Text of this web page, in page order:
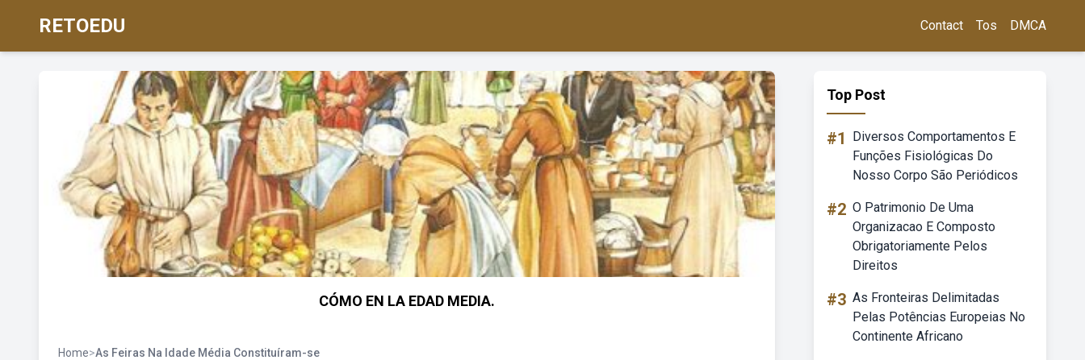
RETOEDU Contact Tos DMCA
CÓMO EN LA EDAD MEDIA.
Home>As Feiras Na Idade Média Constituíram-se
Top Post
#1
Diversos Comportamentos E
Funções Fisiológicas Do
Nosso Corpo São Periódicos
#2 O Patrimonio De Uma
Organizacao E Composto
Obrigatoriamente Pelos
Direitos
#3 As Fronteiras Delimitadas
Pelas Potências Europeias No
Continente Africano